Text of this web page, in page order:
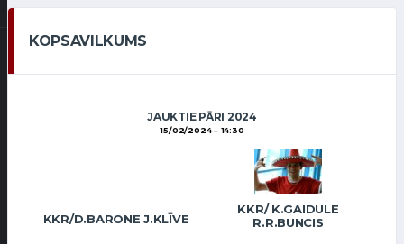
KOPSAVILKUMS
JAUKTIE PĀRI 2024
15/02/2024 14:30
KKR/D.BARONE J.KLĪVE
KKR/ K.GAIDULE
R.R.BUNCIS